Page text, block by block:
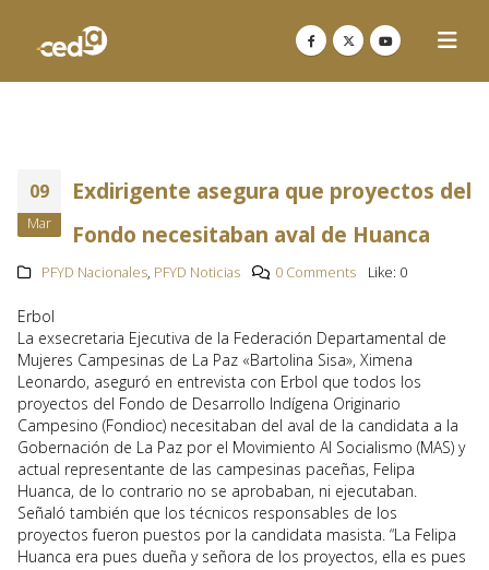
09
Mar
Exdirigente asegura que proyectos del
Fondo necesitaban aval de Huanca
PFYD Nacionales, PFYD Noticias 0 Comments Like: 0
Erbol
La exsecretaria Ejecutiva de la Federación Departamental de
Mujeres Campesinas de La Paz «Bartolina Sisa», Ximena
Leonardo, aseguró en entrevista con Erbol que todos los
proyectos del Fondo de Desarrollo Indígena Originario
Campesino (Fondioc) necesitaban del aval de la candidata a la
Gobernación de La Paz por el Movimiento Al Socialismo (MAS) y
actual representante de las campesinas paceñas, Felipa
Huanca, de lo contrario no se aprobaban, ni ejecutaban.
Señaló también que los técnicos responsables de los
proyectos fueron puestos por la candidata masista. “La Felipa
Huanca era pues dueña y señora de los proyectos, ella es pues